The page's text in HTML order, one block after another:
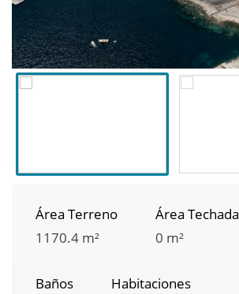
Área Terreno
1170.4 m²
Área Techada
0 m²
Baños
Habitaciones